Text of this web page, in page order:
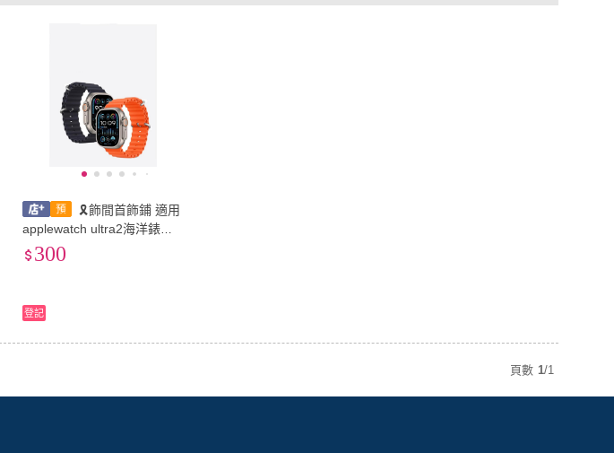
有影片
商品有量 電視購物
大家電安心配
大家電快配
盤
列
🎗飾間首飾鋪 適用
applewatch ultra2海洋錶帶i
watch9蘋果S10手錶S9矽膠
300
登記
頁數 1/1